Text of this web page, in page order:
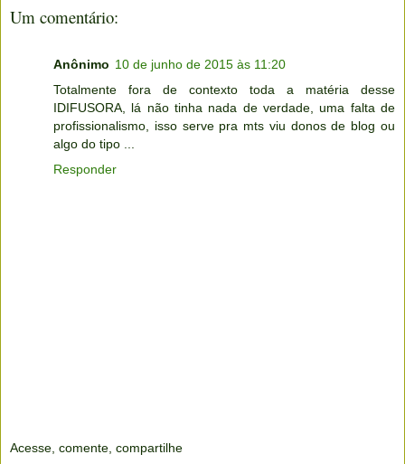
Um comentário:
Anônimo 10 de junho de 2015 às 11:20
Totalmente fora de contexto toda a matéria desse
IDIFUSORA, lá não tinha nada de verdade, uma falta de
profissionalismo, isso serve pra mts viu donos de blog ou
algo do tipo ...
Responder
Acesse, comente, compartilhe